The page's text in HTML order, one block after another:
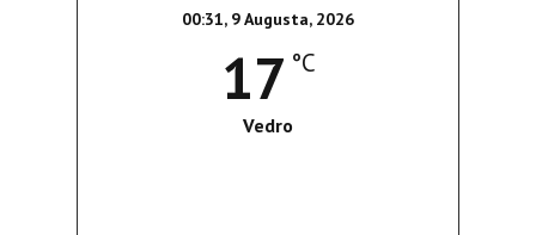
00:31, 9 Augusta, 2026
17 °C
Vedro